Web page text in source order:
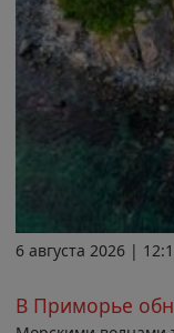
6 августа 2026 |
В Приморье